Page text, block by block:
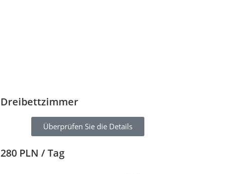
Dreibettzimmer
Überprüfen Sie die Details
280 PLN / Tag